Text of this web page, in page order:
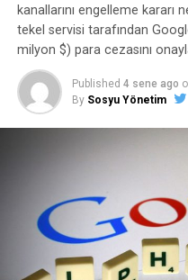
kanallarını engelleme kararı
tekel servisi tarafından
milyon $) para cezasını
Published 4 sene ago
By Sosyu Yönetim